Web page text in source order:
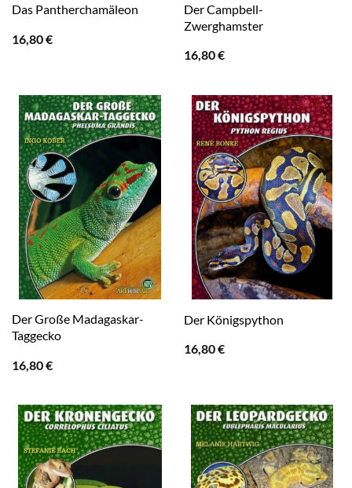
Das Pantherchamäleon
16,80€
Der Campbell-
Zwerghamster
16,80€
Der Große Madagaskar-
Taggecko
16,80€
Der Königspython
16,80€